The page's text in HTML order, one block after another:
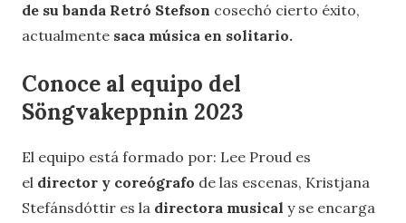
de su banda Retró Stefson cosechó cierto éxito,
actualmente saca música en solitario.
Conoce al equipo del
Söngvakeppnin 2023
El equipo está formado por: Lee Proud es
el director y coreógrafo de las escenas, Kristjana
Stefánsdóttir es la directora musical y se encarga